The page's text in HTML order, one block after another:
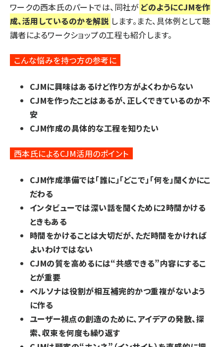
ワークの西本氏のパートでは、同社が どのようにCJMを作
成、活用しているのかを解説 します。また、具体例として聴
講者によるワークショップの工程も紹介します。
こんな悩みを持つ方の参考に
CJMに興味はあるけど作り方がよくわからない
CJMを作ったことはあるが、正しくできているのか不
安
CJM作成の具体的な工程を知りたい
西本氏によるCJM活用のポイント
CJM作成準備では「誰に」「どこで」「何を」聞くかにこ
だわる
インタビューでは深い話を聞くために2時間かける
ときもある
時間をかけることは大切だが、ただ時間をかければ
よいわけではない
CJMの質を高めるには“共感できる”内容にするこ
とが重要
ペルソナは役割が相互補完的かつ重複がないよう
に作る
ユーザー視点の創造のために、アイデアの発散、探
索、収束を何度も繰り返す